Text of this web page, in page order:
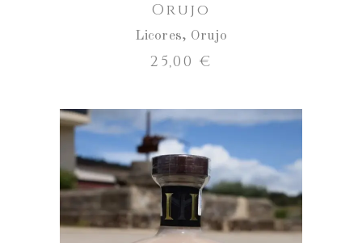
Orujo
Licores, Orujo
25,00€